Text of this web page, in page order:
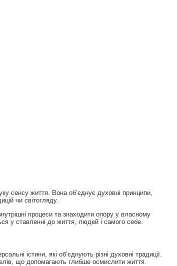
сенсу життя. Вона об’єднує духовні принципи,
чи світогляду.
процеси та знаходити опору у власному
у ставленні до життя, людей і самого себе.
істини, які об’єднують різні духовні традиції.
що допомагають глибше осмислити життя.